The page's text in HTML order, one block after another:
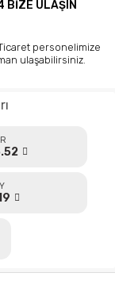
BİZE ULAŞIN
personelimize
ulaşabilirsiniz.